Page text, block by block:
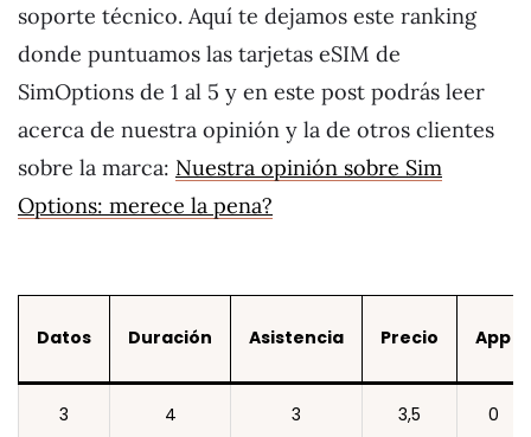
soporte técnico. Aquí te dejamos este ranking
donde puntuamos las tarjetas eSIM de
SimOptions de 1 al 5 y en este post podrás leer
acerca de nuestra opinión y la de otros clientes
sobre la marca: Nuestra opinión sobre Sim
Options: merece la pena?
Datos Duración Asistencia Precio App
3 4 3 3,5 0